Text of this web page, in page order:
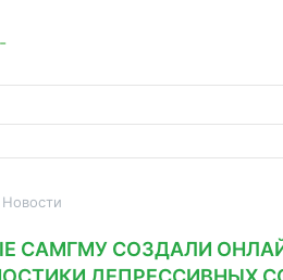
Новости
САМГМУ СОЗДАЛИ